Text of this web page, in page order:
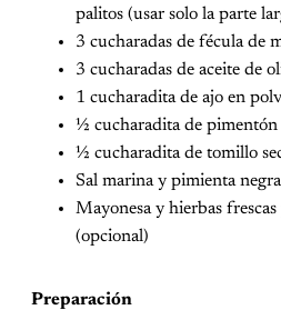
palitos (usar solo la parte
3 cucharadas de fécula de
3 cucharadas de aceite de
1 cucharadita de ajo en
½ cucharadita de pimentón
½ cucharadita de tomillo
Sal marina y pimienta
Mayonesa y hierbas
(opcional)
Preparación